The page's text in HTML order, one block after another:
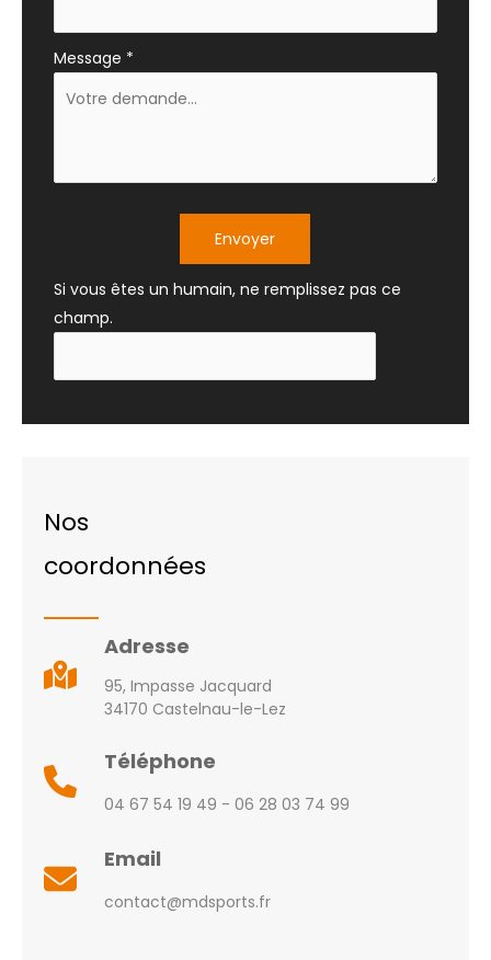
Message *
Envoyer
Si vous êtes un humain, ne remplissez pas ce
champ.
Nos
coordonnées
Adresse
95, Impasse Jacquard
34170 Castelnau-le-Lez
Téléphone
04 67 54 19 49 - 06 28 03 74 99
Email
contact@mdsports.fr